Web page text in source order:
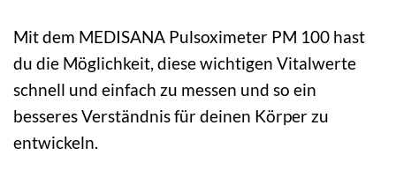
Mit dem MEDISANA Pulsoximeter PM 100 hast
du die Möglichkeit, diese wichtigen Vitalwerte
schnell und einfach zu messen und so ein
besseres Verständnis für deinen Körper zu
entwickeln.